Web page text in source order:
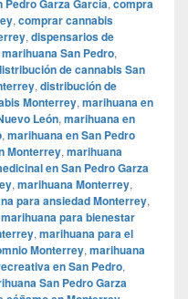
Pedro Garza García compra
, comprar cannabis
, dispensarios de
San Pedro,
de cannabis San
, distribución de
Monterrey, marihuana en
León, marihuana en
, marihuana en San Pedro
Monterrey, marihuana
en San Pedro Garza
, marihuana Monterrey,
para ansiedad Monterrey,
marihuana para bienestar
, marihuana para el
Monterrey, marihuana
en San Pedro,
San Pedro Garza